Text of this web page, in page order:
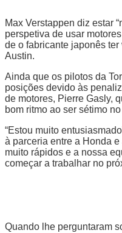
Max Verstappen diz estar
perspetiva de usar
de o fabricante japonês
Austin.
Ainda que os pilotos da
posições devido às
de motores, Pierre Gasly,
bom ritmo ao ser sétimo no
“Estou muito
à parceria entre a Honda
muito rápidos e a nossa
começar a trabalhar no
Quando lhe perguntaram